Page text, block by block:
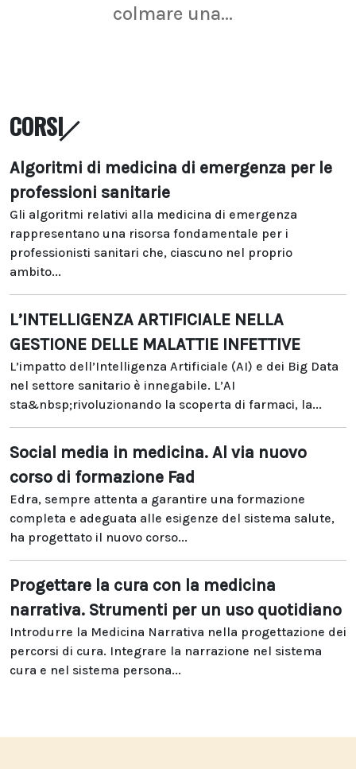
colmare una...
CORSI
Algoritmi di medicina di emergenza per le
professioni sanitarie
Gli algoritmi relativi alla medicina di emergenza
rappresentano una risorsa fondamentale per i
professionisti sanitari che, ciascuno nel proprio
ambito...
L’INTELLIGENZA ARTIFICIALE NELLA
GESTIONE DELLE MALATTIE INFETTIVE
L’impatto dell’Intelligenza Artificiale (AI) e dei Big Data
nel settore sanitario è innegabile. L’AI
sta&nbsp;rivoluzionando la scoperta di farmaci, la...
Social media in medicina. Al via nuovo
corso di formazione Fad
Edra, sempre attenta a garantire una formazione
completa e adeguata alle esigenze del sistema salute,
ha progettato il nuovo corso...
Progettare la cura con la medicina
narrativa. Strumenti per un uso quotidiano
Introdurre la Medicina Narrativa nella progettazione dei
percorsi di cura. Integrare la narrazione nel sistema
cura e nel sistema persona...